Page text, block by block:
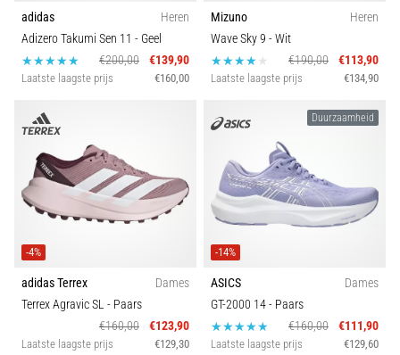
adidas
Heren
Adizero Takumi Sen 11 - Geel
€200,00
€139,90
Laatste laagste prijs €160,00
Mizuno
Heren
Wave Sky 9 - Wit
€190,00
€113,90
Laatste laagste prijs €134,90
-4%
adidas Terrex
Dames
Terrex Agravic SL - Paars
€160,00
€123,90
Laatste laagste prijs €129,30
Duurzaamheid
-14%
ASICS
Dames
GT-2000 14- Paars
€160,00
€111,90
Laatste laagste prijs €129,60